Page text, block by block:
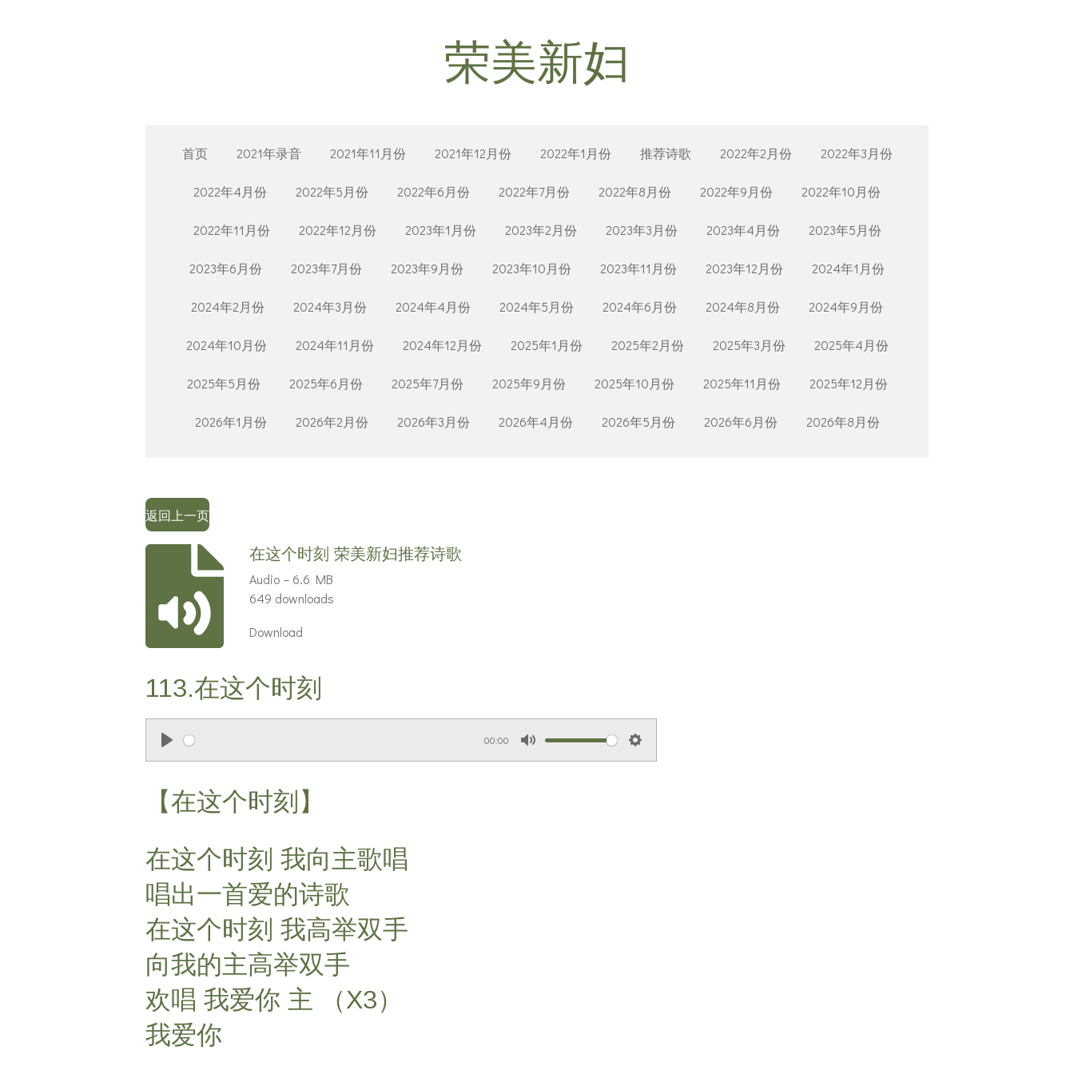
荣美新妇
首页 2021年录音 2021年11月份 2021年12月份 2022年1月份 推荐诗歌 2022年2月份 2022年3月份
2022年4月份 2022年5月份 2022年6月份 2022年7月份 2022年8月份 2022年9月份 2022年10月份
2022年11月份 2022年12月份 2023年1月份 2023年2月份 2023年3月份 2023年4月份 2023年5月份
2023年6月份 2023年7月份 2023年9月份 2023年10月份 2023年11月份 2023年12月份 2024年1月份
2024年2月份 2024年3月份 2024年4月份 2024年5月份 2024年6月份 2024年8月份 2024年9月份
2024年10月份 2024年11月份 2024年12月份 2025年1月份 2025年2月份 2025年3月份 2025年4月份
2025年5月份 2025年6月份 2025年7月份 2025年9月份 2025年10月份 2025年11月份 2025年12月份
2026年1月份 2026年2月份 2026年3月份 2026年4月份 2026年5月份 2026年6月份 2026年8月份
返回上一页
在这个时刻 荣美新妇推荐诗歌
Audio – 6.6 MB
649 downloads
Download
113.在这个时刻
P
a
00:00
M
S
【在这个时刻】
在这个时刻 我向主歌唱
唱出一首爱的诗歌
在这个时刻 我高举双手
向我的主高举双手
欢唱 我爱你 主 （X3）
我爱你